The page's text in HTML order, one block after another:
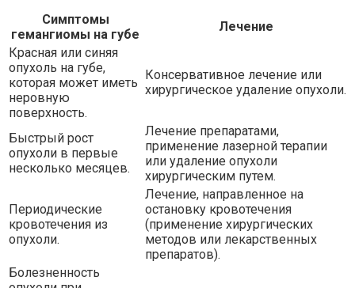
Симптомы
гемангиомы на губе
Лечение
Красная или синяя
опухоль на губе,
которая может иметь
неровную
поверхность.
Консервативное лечение или
хирургическое удаление опухоли.
Быстрый рост
опухоли в первые
несколько месяцев.
Лечение препаратами,
применение лазерной терапии
или удаление опухоли
хирургическим путем.
Периодические
кровотечения из
опухоли.
Лечение, направленное на
остановку кровотечения
(применение хирургических
методов или лекарственных
препаратов).
Болезненность